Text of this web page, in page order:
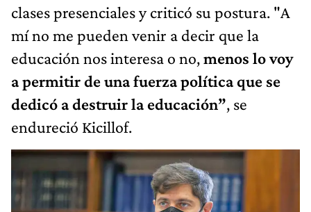
clases presenciales y criticó su postura. "A
mí no me pueden venir a decir que la
educación nos interesa o no,menos lo voy
a permitir de una fuerza política que se
dedicó a destruir la educación”, se
endureció Kicillof.